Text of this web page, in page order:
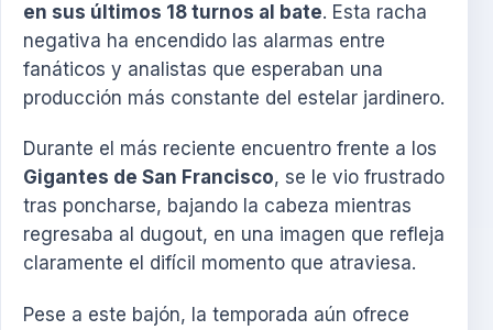
en sus últimos 18 turnos al bate. Esta racha
negativa ha encendido las alarmas entre
fanáticos y analistas que esperaban una
producción más constante del estelar jardinero.
Durante el más reciente encuentro frente a los
Gigantes de San Francisco, se le vio frustrado
tras poncharse, bajando la cabeza mientras
regresaba al dugout, en una imagen que refleja
claramente el difícil momento que atraviesa.
Pese a este bajón, la temporada aún ofrece